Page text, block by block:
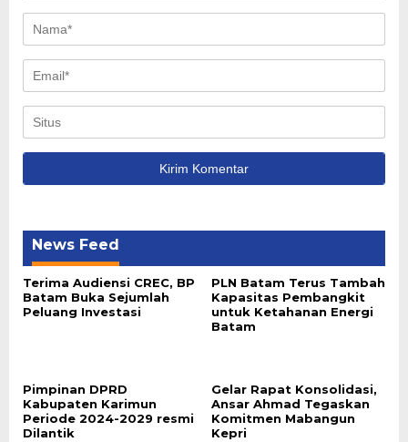
News Feed
Terima Audiensi CREC, BP
Batam Buka Sejumlah
Peluang Investasi
PLN Batam Terus Tambah
Kapasitas Pembangkit
untuk Ketahanan Energi
Batam
Pimpinan DPRD
Kabupaten Karimun
Periode 2024-2029 resmi
Dilantik
Gelar Rapat Konsolidasi,
Ansar Ahmad Tegaskan
Komitmen Mabangun
Kepri